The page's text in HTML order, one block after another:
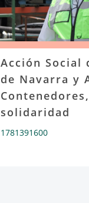
Acción Social
de Navarra y
solidaridad
1781391600